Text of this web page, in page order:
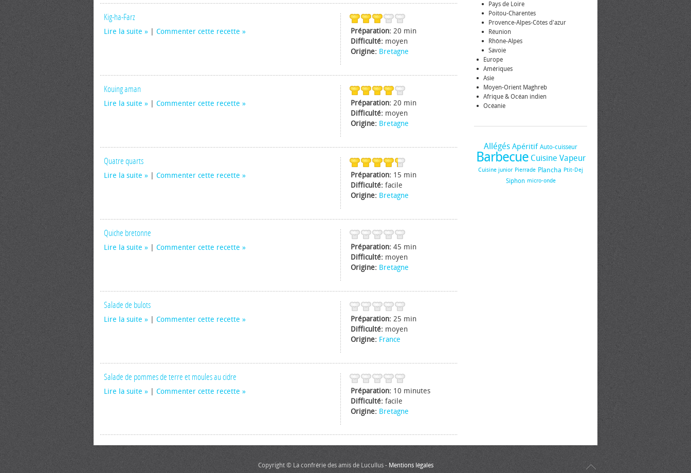
Préparation: 20 min
Difficulté: moyen
Origine: Bretagne
Kig-ha-Farz
Lire la suite Commenter cette recette
Préparation: 20 min
Difficulté: moyen
Origine: Bretagne
Kouing aman
Lire la suite Commenter cette recette
Préparation: 15 min
Difficulté: facile
Origine: Bretagne
Quatre quarts
Lire la suite Commenter cette recette
Préparation: 45 min
Difficulté: moyen
Origine: Bretagne
Quiche bretonne
Lire la suite Commenter cette recette
Préparation: 25 min
Difficulté: moyen
Origine: France
Salade de bulots
Lire la suite Commenter cette recette
Préparation: 10 minutes
Difficulté: facile
Origine: Bretagne
Salade de pommes de terre et moules au cidre
Lire la suite Commenter cette recette
Pays de Loire
Poitou-Charentes
Provence-Alpes-Côtes d'azur
Réunion
Rhône-Alpes
Savoie
Europe
Amériques
Asie
Moyen-Orient Maghreb
Afrique & Océan indien
Océanie
Allégés Apéritif Auto-cuisseur
Barbecue Cuisine Vapeur
Cuisine junior Pierrade Plancha Ptit-Dej
Siphon micro-onde
Copyright © La confrérie des amis de Lucullus - Mentions légales